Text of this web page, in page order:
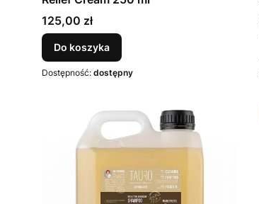
Cena
125,00 zł
Do koszyka
Dostępność: dostępny